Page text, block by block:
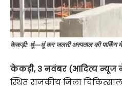
केकड़ी: धूं—धूं कर जलती अस्पताल की पार्किंग
केकड़ी, 3 नवंबर (आदित्य न्यूज
स्थित राजकीय जिला